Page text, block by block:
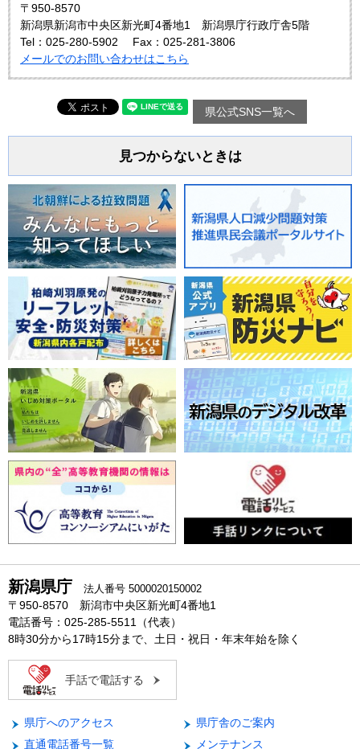
〒950-8570
新潟県新潟市中央区新光町4番地1 新潟県庁行政庁舎5階
Tel：025-280-5902
Fax：025-281-3806
メールでのお問い合わせはこちら
県公式SNS一覧へ
見つからないときは
新潟県庁 法人番号 5000020150002
〒950-8570 新潟市中央区新光町4番地1
電話番号：025-285-5511（代表）
8時30分から17時15分まで、土日・祝日・年末年始を除く
手話で電話する
県庁へのアクセス
県庁舎のご案内
直通電話番号一覧
メンテナンス